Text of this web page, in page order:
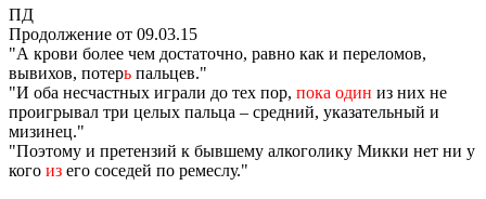
ПД
Продолжение от 09.03.15
"А крови более чем достаточно, равно как и переломов,
вывихов, потерь пальцев."
"И оба несчастных играли до тех пор, пока один из них не
проигрывал три целых пальца – средний, указательный и
мизинец."
"Поэтому и претензий к бывшему алкоголику Микки нет ни у
кого из его соседей по ремеслу."